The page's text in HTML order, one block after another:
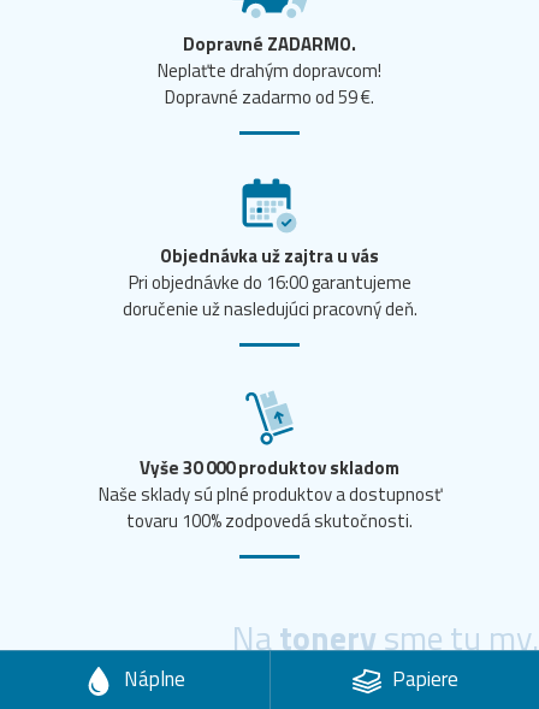
Dopravné ZADARMO.
Neplaťte drahým dopravcom!
Dopravné zadarmo od 59 €.
Objednávka už zajtra u vás
Pri objednávke do 16:00 garantujeme
doručenie už nasledujúci pracovný deň.
Vyše 30 000 produktov skladom
Naše sklady sú plné produktov a dostupnosť
tovaru 100% zodpovedá skutočnosti.
Natonerysme tu my.
Náplne
Papiere